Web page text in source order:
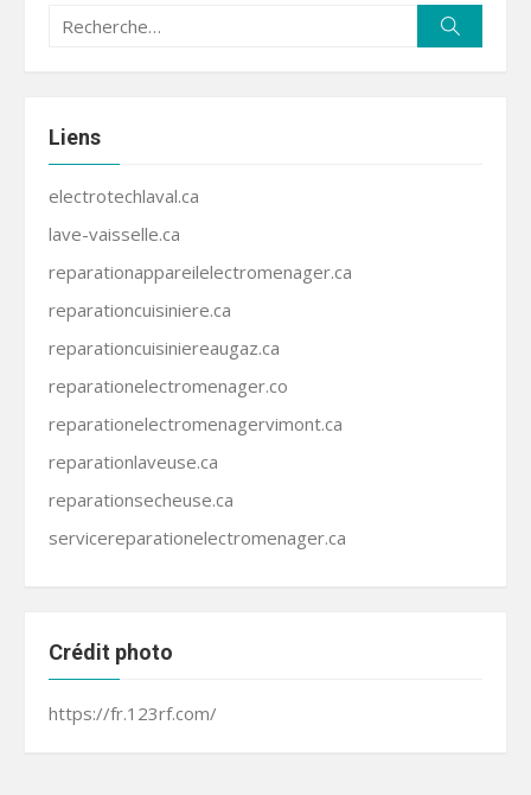
Recherche
Liens
electrotechlaval.ca
lave-vaisselle.ca
reparationappareilelectromenager.ca
reparationcuisiniere.ca
reparationcuisiniereaugaz.ca
reparationelectromenager.co
reparationelectromenagervimont.ca
reparationlaveuse.ca
reparationsecheuse.ca
servicereparationelectromenager.ca
Crédit photo
https://fr.123rf.com/